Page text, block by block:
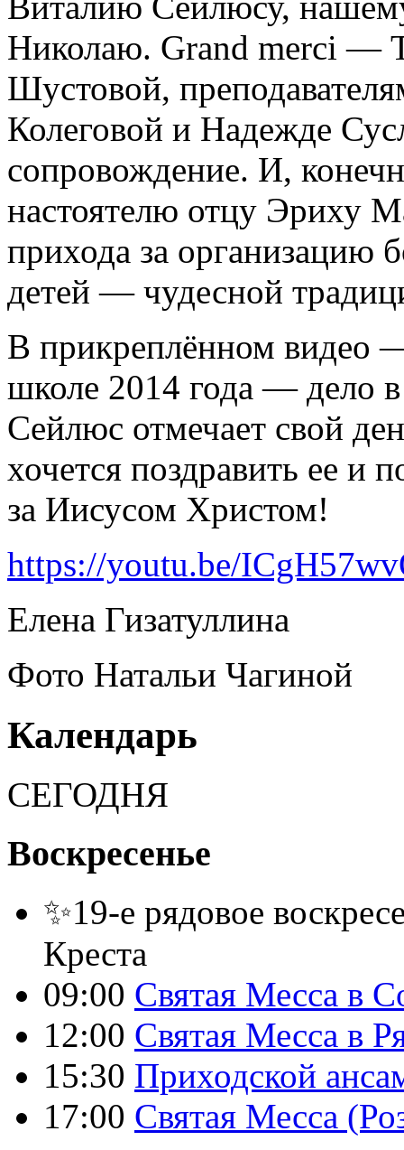
Николаю. Grand merci —
Шустовой,
Колеговой и Надежде
сопровождение. И,
настоятелю отцу Эриху
прихода за организацию
детей — чудесной
В прикреплённом видео
школе 2014 года — дело в
Сейлюс отмечает свой
хочется поздравить ее и
за Иисусом Христом!
https://youtu.be/
Елена Гизатуллина
Фото Натальи Чагиной
Календарь
СЕГОДНЯ
Воскресенье
✨19-е рядовое
Креста
09:00 Святая Месса в
12:00 Святая Месса в
15:30 Приходской
17:00 Святая Месса